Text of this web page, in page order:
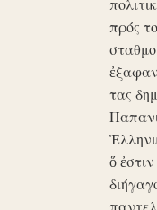
πρός
τας
ὅ